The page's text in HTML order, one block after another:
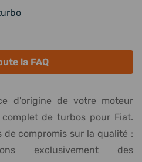
la FAQ
d'origine de votre moteur
de turbos pour Fiat.
de compromis sur la qualité :
exclusivement des